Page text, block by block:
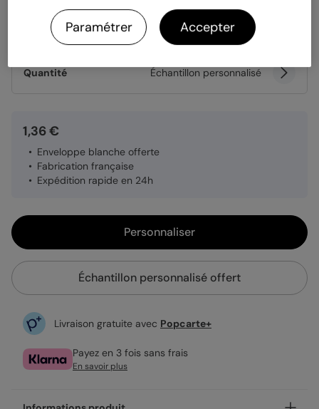
Papier Papier Satiné
Quantité Échantillon personnalisé
1,36 €
Enveloppe blanche offerte
Fabrication française
Expédition rapide en 24h
Personnaliser
Échantillon personnalisé offert
Livraison gratuite avec Popcarte+
Payez en 3 fois sans frais
En savoir plus
Paramétrer Accepter